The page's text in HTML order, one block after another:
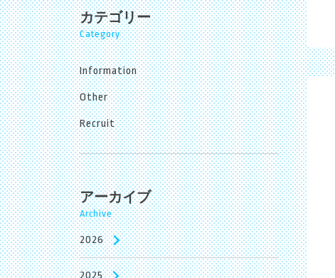
カテゴリー
Category
Information
Other
Recruit
アーカイブ
Archive
2026